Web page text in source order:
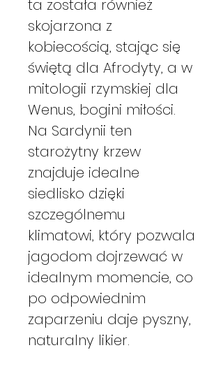
ta została również
skojarzona z
kobiecością, stając się
świętą dla Afrodyty, a w
mitologii rzymskiej dla
Wenus, bogini miłości.
Na Sardynii ten
starożytny krzew
znajduje idealne
siedlisko dzięki
szczególnemu
klimatowi, który pozwala
jagodom dojrzewać w
idealnym momencie, co
po odpowiednim
zaparzeniu daje pyszny,
naturalny likier.